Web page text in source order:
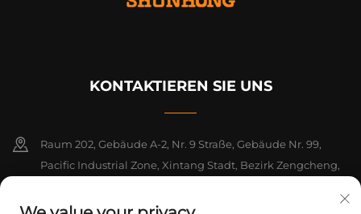
KONTAKTIEREN SIE UNS
Raum 202, Gebäude A-2, Nr. 9 Straße, Gebäude Nr. 99,
Pacific Industrial Zone, Xintang Stadt, Bezirk Zengcheng,